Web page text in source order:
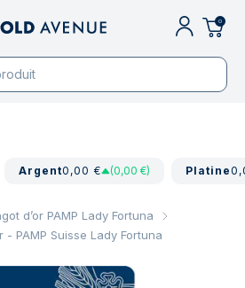
0
Argent0,00 € (0,00 €) Platine
d’or PAMP Lady Fortuna
PAMP Suisse Lady Fortuna